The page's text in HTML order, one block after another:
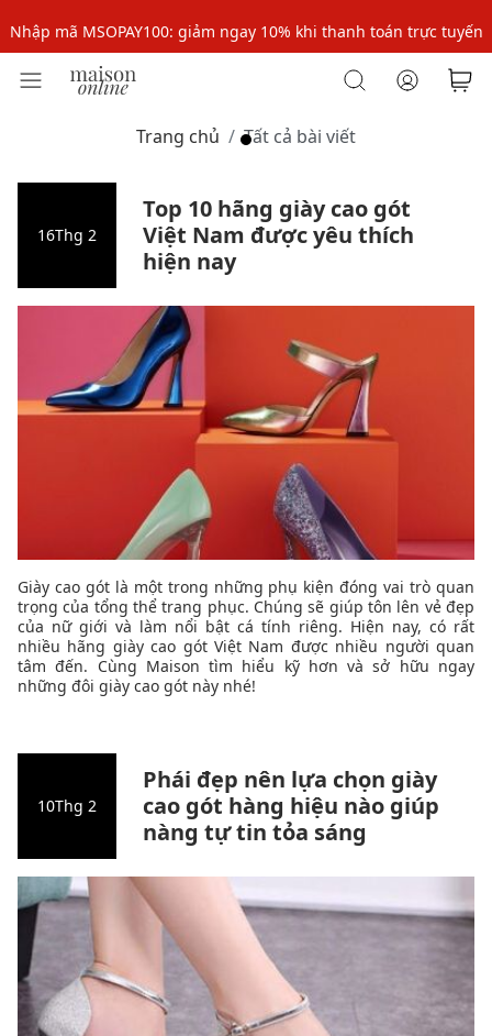
Nhập mã MSOPAY100: giảm ngay 10% khi thanh toán trực tuyến
Nhập mã: MSOXINCHAO - Giảm 10% đơn đầu cho thành viên mới!
Nhập mã: MSOXINCHAO - Giảm 10% đơn đầu cho thành viên mới!
Trang chủ Tất cả bài viết
16Thg 2
Top 10 hãng giày cao gót
Việt Nam được yêu thích
hiện nay
Giày cao gót là một trong những phụ kiện đóng vai trò quan
trọng của tổng thể trang phục. Chúng sẽ giúp tôn lên vẻ đẹp
của nữ giới và làm nổi bật cá tính riêng. Hiện nay, có rất
nhiều hãng giày cao gót Việt Nam được nhiều người quan
tâm đến. Cùng Maison tìm hiểu kỹ hơn và sở hữu ngay
những đôi giày cao gót này nhé!
10Thg 2
Phái đẹp nên lựa chọn giày
cao gót hàng hiệu nào giúp
nàng tự tin tỏa sáng